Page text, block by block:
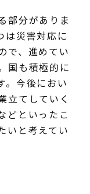
部分がありま
は災害対応に
で、進めてい
国も積極的に
。今後におい
立てしていく
どといったこ
いと考えてい